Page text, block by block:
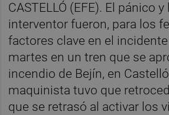
CASTELLÓ (EFE). El pánico
interventor fueron, para los
factores clave en el incidente
martes en un tren que se
incendio de Bejín, en
maquinista tuvo que
que se retrasó al activar los